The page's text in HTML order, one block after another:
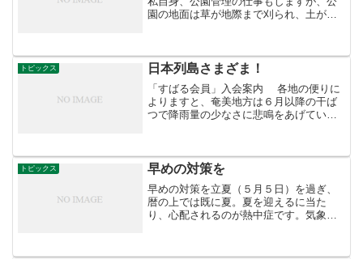
園の地面は草が地際まで刈られ、土が踏
います。世間では「草がない、落ち葉が
ない」＝「綺麗」とい...
トピックス 日本列島さまざま！
「すばる会員」入会案内 各地の便りに
よりますと、奄美地方は６月以降の干ば
つで降雨量の少なさに悲鳴をあげている
に取水制限が進んで...
トピックス 早めの対策を
早めの対策を立夏（５月５日）を過ぎ、
暦の上では既に夏。夏を迎えるに当た
り、心配されるのが熱中症です。気象庁